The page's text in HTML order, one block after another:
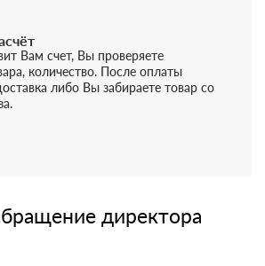
Вам счет, Вы проверяете
количество. После оплаты
либо Вы забираете товар со
директора